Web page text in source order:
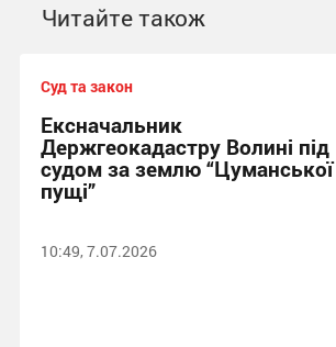
Читайте також
Суд та закон
Ексначальник
Держгеокадастру Волині під
судом за землю “Цуманської
пущі”
10:49, 7.07.2026